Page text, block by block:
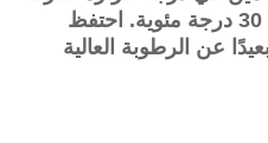
بين 15 درجة مئوية إلى 30 درجة مئوية. احتفظ
عن الرطوبة العالية